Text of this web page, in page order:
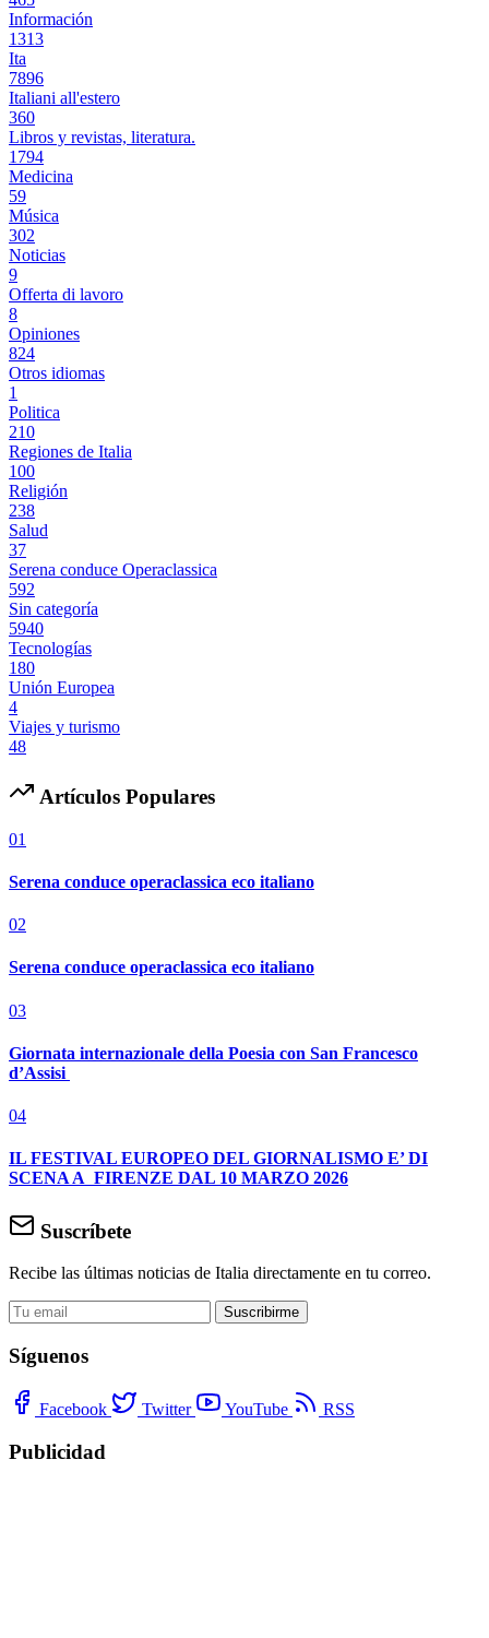
Información
1313
Ita
7896
Italiani all'estero
360
Libros y revistas, literatura.
1794
Medicina
59
Música
302
Noticias
9
Offerta di lavoro
8
Opiniones
824
Otros idiomas
1
Politica
210
Regiones de Italia
100
Religión
238
Salud
37
Serena conduce Operaclassica
592
Sin categoría
5940
Tecnologías
180
Unión Europea
4
Viajes y turismo
48
Artículos Populares
01
Serena conduce operaclassica eco italiano
02
Serena conduce operaclassica eco italiano
03
Giornata internazionale della Poesia con San Francesco
d’Assisi
04
IL FESTIVAL EUROPEO DEL GIORNALISMO E’ DI
SCENA A FIRENZE DAL 10 MARZO 2026
Suscríbete
Recibe las últimas noticias de Italia directamente en tu correo.
Suscribirme
Síguenos
Facebook Twitter YouTube RSS
Publicidad